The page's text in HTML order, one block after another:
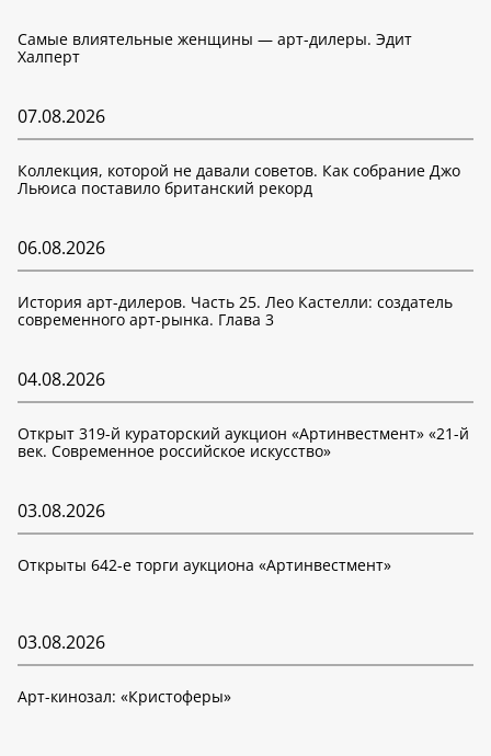
Самые влиятельные женщины — арт-дилеры. Эдит
Халперт
07.08.2026
Коллекция, которой не давали советов. Как собрание Джо
Льюиса поставило британский рекорд
06.08.2026
История арт-дилеров. Часть 25. Лео Кастелли: создатель
современного арт-рынка. Глава 3
04.08.2026
Открыт 319-й кураторский аукцион «Артинвестмент» «21-й
век. Современное российское искусство»
03.08.2026
Открыты 642-е торги аукциона «Артинвестмент»
03.08.2026
Арт-кинозал: «Кристоферы»